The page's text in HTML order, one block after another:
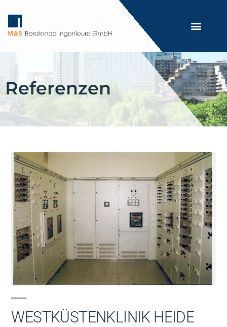
Referenzen
WESTKÜSTENKLINIK HEIDE